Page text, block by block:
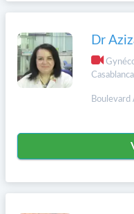
Dr
Casablanca
Boulevard